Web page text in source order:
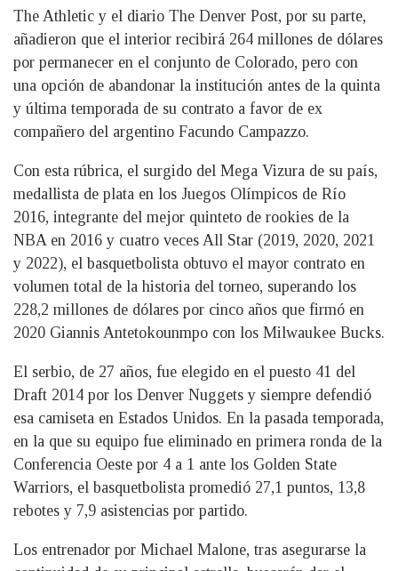
The Athletic y el diario The Denver Post, por su parte,
añadieron que el interior recibirá 264 millones de dólares
por permanecer en el conjunto de Colorado, pero con
una opción de abandonar la institución antes de la quinta
y última temporada de su contrato a favor de ex
compañero del argentino Facundo Campazzo.
Con esta rúbrica, el surgido del Mega Vizura de su país,
medallista de plata en los Juegos Olímpicos de Río
2016, integrante del mejor quinteto de rookies de la
NBA en 2016 y cuatro veces All Star (2019, 2020, 2021
y 2022), el basquetbolista obtuvo el mayor contrato en
volumen total de la historia del torneo, superando los
228,2 millones de dólares por cinco años que firmó en
2020 Giannis Antetokounmpo con los Milwaukee Bucks.
El serbio, de 27 años, fue elegido en el puesto 41 del
Draft 2014 por los Denver Nuggets y siempre defendió
esa camiseta en Estados Unidos. En la pasada temporada,
en la que su equipo fue eliminado en primera ronda de la
Conferencia Oeste por 4 a 1 ante los Golden State
Warriors, el basquetbolista promedió 27,1 puntos, 13,8
rebotes y 7,9 asistencias por partido.
Los entrenador por Michael Malone, tras asegurarse la